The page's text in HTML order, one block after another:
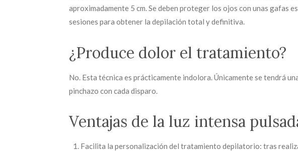
aproximadamente 5 cm. Se deben proteger los ojos con unas gafas
sesiones para obtener la depilación total y definitiva.
¿Produce dolor el tratamiento?
No. Esta técnica es prácticamente indolora. Únicamente se tendrá
pinchazo con cada disparo.
Ventajas de la luz intensa
Facilita la personalización del tratamiento depilatorio: tras